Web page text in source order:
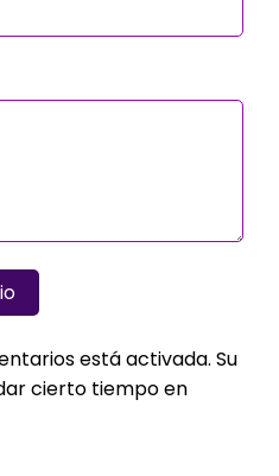
está activada. Su
cierto tiempo en